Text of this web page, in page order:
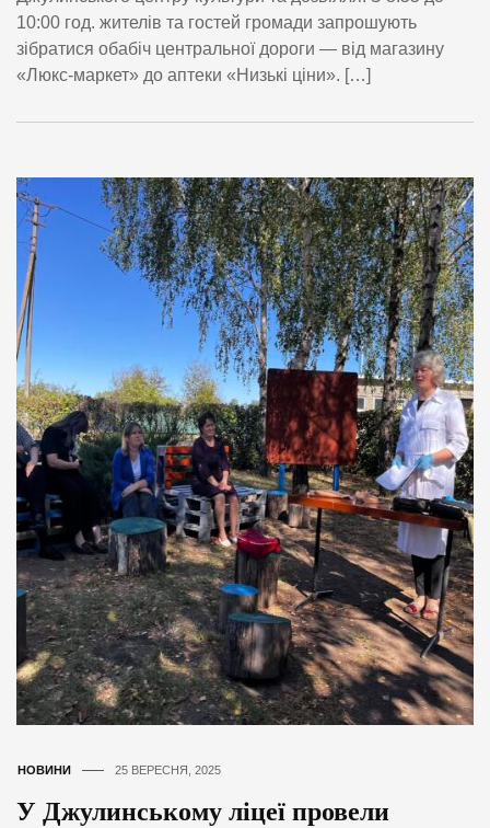
10:00 год. жителів та гостей громади запрошують
зібратися обабіч центральної дороги — від магазину
«Люкс-маркет» до аптеки «Низькі ціни». […]
НОВИНИ 25 ВЕРЕСНЯ, 2025
У Джулинському ліцеї провели